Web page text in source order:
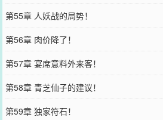
第55章 人妖战的局势！
第56章 肉价降了！
第57章 宴席意料外来客！
第58章 青芝仙子的建议！
第59章 独家符石！